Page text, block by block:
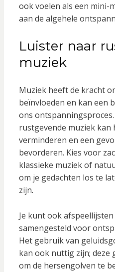
ook voelen als een mini-
aan de algehele
Luister naar
muziek
Muziek heeft de kracht
beïnvloeden en kan een
ons
rustgevende muziek kan
verminderen en een
bevorderen. Kies voor
klassieke muziek of
om je gedachten los te
zijn.
Je kunt ook
samengesteld voor
Het gebruik van
kan ook nuttig zijn; deze
om de hersengolven te